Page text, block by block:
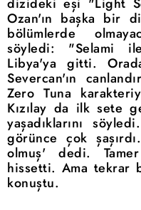
Ozan'ın başka bir
bölümlerde
söyledi: "Selami
Libya'ya gitti.
Severcan'ın
Zero Tuna
Kızılay da ilk sete
yaşadıklarını
görünce çok
olmuş' dedi.
hissetti. Ama tekrar
konuştu.